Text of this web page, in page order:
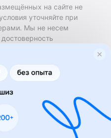
на сайте не
уточняйте при
Мы не несем
договоров
осуществляется
Бизнесменс.ру
за условия
лиц,
информации, имеющейся